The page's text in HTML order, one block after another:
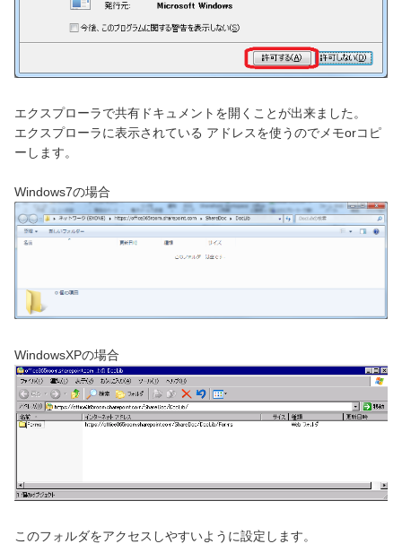
エクスプローラで共有ドキュメントを開くことが出来ました。
エクスプローラに表示されている アドレスを使うのでメモorコピ
ーします。
Windows7の場合
WindowsXPの場合
このフォルダをアクセスしやすいように設定します。